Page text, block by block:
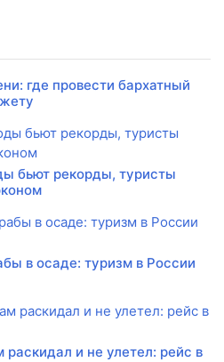
где провести бархатный
бьют рекорды, туристы
в осаде: туризм в России
раскидал и не улетел: рейс в